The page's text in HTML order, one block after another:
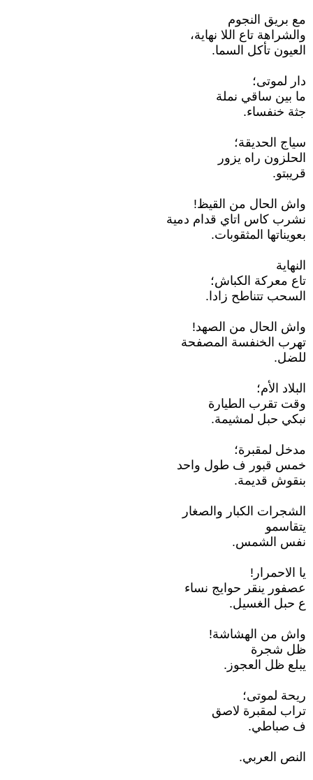
مع بريق النجوم
والشراهة تاع اللا نهاية،
العيون تأكل السما.
دار لموتى؛
ما بين ساقي نملة
جثة خنفساء.
سياج الحديقة؛
الحلزون راه يزور
قريبتو.
واش الحال من القيظ!
نشرب كاس اتاي قدام دمية
بعويناتها المثقوبات.
النهاية
تاع معركة الكباش؛
السحب تتناطح زادا.
واش الحال من الصهد!
تهرب الخنفسة المصفحة
للضل.
البلاد الأم؛
وقت تقرب الطيارة
نبكي حبل لمشيمة.
مدخل لمقبرة؛
خمس قبور ف طول واحد
بنقوش قديمة.
الشجرات الكبار والصغار
يتقاسمو
نفس الشمس.
يا الاحمرار!
عصفور ينقر حوايج نساء
ع حبل الغسيل.
واش من الهشاشة!
ظل شجرة
يبلع ظل العجوز.
ريحة لموتى؛
تراب لمقبرة لاصق
ف صباطي.
النص العربي.